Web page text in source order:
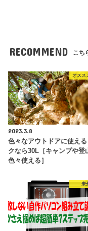
RECOMMEND こち
オスス
2023.3.8
色々なアウトドアに使え
クなら30L［キャンプや登
色々使える］
未